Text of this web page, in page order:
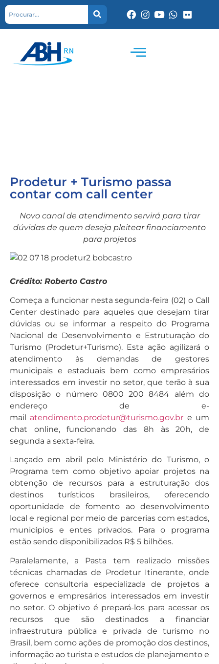
Prodetur + Turismo passa
contar com call center
Novo canal de atendimento servirá para tirar
dúvidas de quem deseja pleitear financiamento
para projetos
Crédito: Roberto Castro
Começa a funcionar nesta segunda-feira (02) o Call
Center destinado para aqueles que desejam tirar
dúvidas ou se informar a respeito do Programa
Nacional de Desenvolvimento e Estruturação do
Turismo (Prodetur+Turismo). Esta ação agilizará o
atendimento às demandas de gestores
municipais e estaduais bem como empresários
interessados em investir no setor, que terão à sua
disposição o número 0800 200 8484 além do
endereço de e-
mail atendimento.prodetur@turismo.gov.br e um
chat online, funcionando das 8h às 20h, de
segunda a sexta-feira.
Lançado em abril pelo Ministério do Turismo, o
Programa tem como objetivo apoiar projetos na
obtenção de recursos para a estruturação dos
destinos turísticos brasileiros, oferecendo
oportunidade de fomento ao desenvolvimento
local e regional por meio de parcerias com estados,
municípios e entes privados. Para o programa
estão sendo disponibilizados R$ 5 bilhões.
Paralelamente, a Pasta tem realizado missões
técnicas chamadas de Prodetur Itinerante, onde
oferece consultoria especializada de projetos a
governos e empresários interessados em investir
no setor. O objetivo é prepará-los para acessar os
recursos que são destinados a financiar
infraestrutura pública e privada de turismo no
Brasil, bem como ações de promoção dos destinos,
informação ao turista e estudos de planejamento e